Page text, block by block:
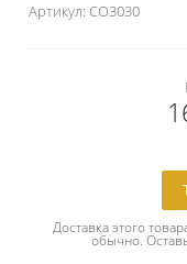
Артикул: CO3030
Доставка этого
обычно.